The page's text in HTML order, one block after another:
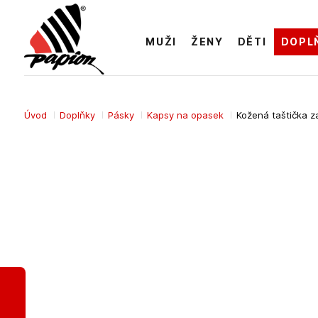
Úvod Doplňky Pásky Kapsy na opasek Kožená taštička
MUŽI ŽENY DĚTI